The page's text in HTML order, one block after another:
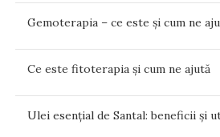
Gemoterapia – ce este și cum ne
Ce este fitoterapia și cum ne ajută
Ulei esențial de Santal: beneficii și